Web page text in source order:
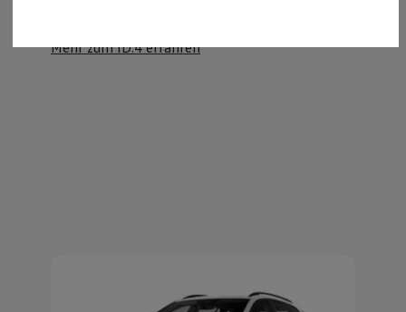
Entertainment und Elektronik
Live Beratung
Mehr zum ID.4 erfahren